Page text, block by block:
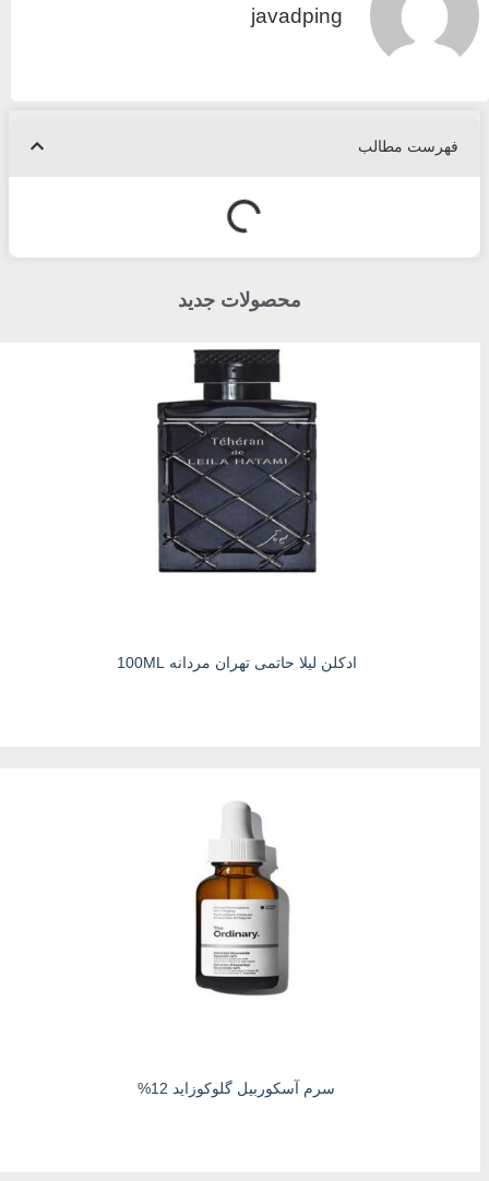
javadping
فهرست مطالب
محصولات جدید
ادکلن لیلا حاتمی تهران مردانه 100ML
سرم آسکوربیل گلوکوزاید 12%